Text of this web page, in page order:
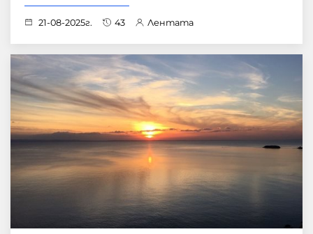
21-08-2025г. 43 Лентата